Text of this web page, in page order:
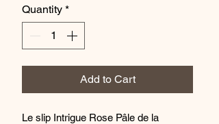
Quantity *
Add to Cart
Le slip Intrigue Rose Pâle de la